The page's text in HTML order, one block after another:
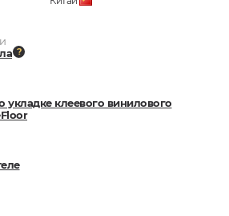
укладке клеевого винилового